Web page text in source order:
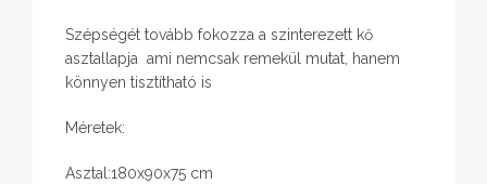
Szépségét tovább fokozza a szinterezett kő
asztallapja ami nemcsak remekül mutat, hanem
könnyen tisztítható is
Méretek:
Asztal:180x90x75 cm